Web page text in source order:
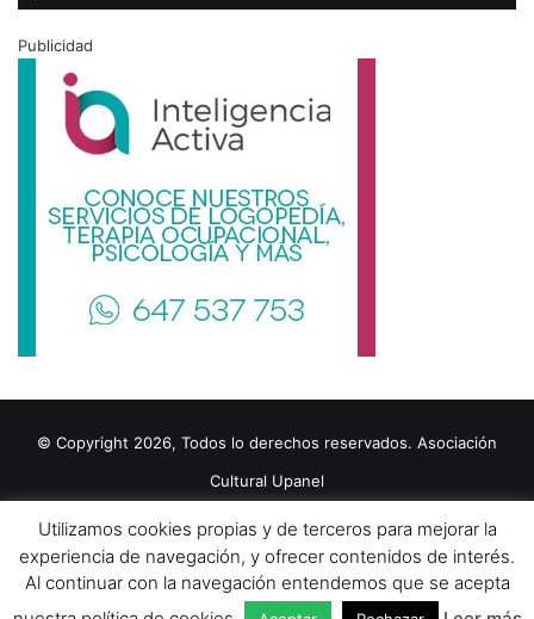
Publicidad
© Copyright 2026, Todos lo derechos reservados. Asociación
Cultural Upanel
Política de cookies Política de privacidad
Aviso Legal
Contacto
Publicidad 2024
Utilizamos cookies propias y de terceros para mejorar la
experiencia de navegación, y ofrecer contenidos de interés.
Al continuar con la navegación entendemos que se acepta